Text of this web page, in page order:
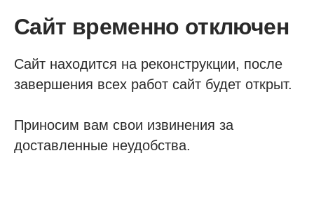
Сайт временно отключен
Сайт находится на реконструкции, после
завершения всех работ сайт будет открыт.
Приносим вам свои извинения за
доставленные неудобства.